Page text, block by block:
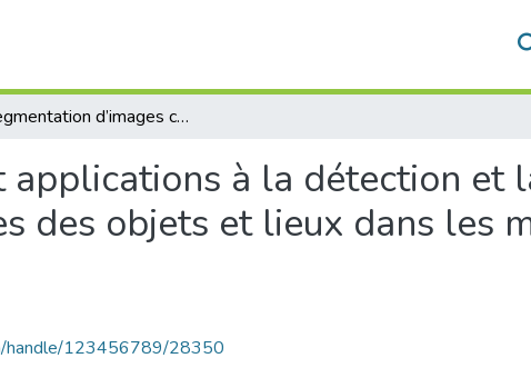
« Segmentation d’images couleur et applications à la détection et la reconnaissance par les smart phones des objets et lieux dans les milieux urbaines »
applications à la détection et
des objets et lieux dans les
handle/123456789/28350